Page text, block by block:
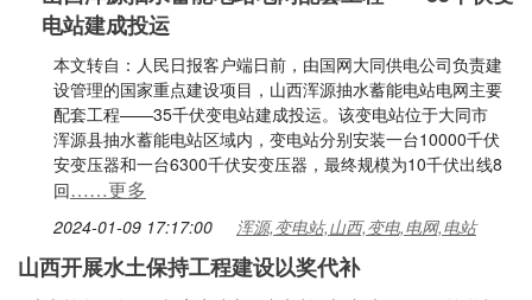
电站建成投运
本文转自：人民日报客户端日前，由国网大同供电公司负责建
设管理的国家重点建设项目，山西浑源抽水蓄能电站电网主要
配套工程——35千伏变电站建成投运。该变电站位于大同市
浑源县抽水蓄能电站区域内，变电站分别安装一台10000千伏
安变压器和一台6300千伏安变压器，最终规模为10千伏出线8
回……更多
2024-01-09 17:17:00 浑源,变电站,山西,变电,电网,电站
山西开展水土保持工程建设以奖代补